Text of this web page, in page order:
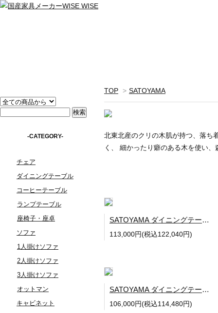
TOP > SATOYAMA
北東北産のクリの木肌が持つ、落ち
く、 細かったり癖のある木を使い
SATOYAMA ダイニングテーブル W1500
113,000円(税込122,040円)
SATOYAMA ダイニングテーブル W1350
106,000円(税込114,480円)
-CATEGORY-
チェア
ダイニングテーブル
コーヒーテーブル
ランプテーブル
座椅子・座卓
ソファ
1人掛けソファ
2人掛けソファ
3人掛けソファ
オットマン
キャビネット